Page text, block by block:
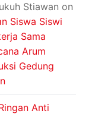
Stiawan on
Siswa Siswi
Sama
Arum
Gedung
Anti